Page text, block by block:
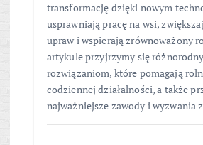
transformację dzięki nowym
usprawniają pracę na wsi,
upraw i wspierają zrównoważony
artykule przyjrzymy się
rozwiązaniom, które pomagają
codziennej działalności, a także
najważniejsze zawody i wyzwania